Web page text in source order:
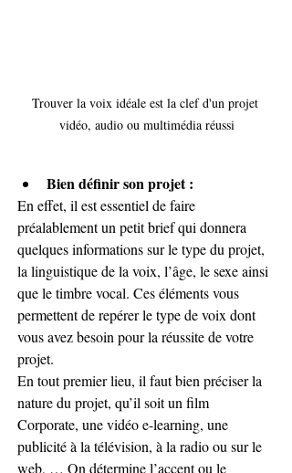
Trouver la voix idéale est la clef d'un projet
vidéo, audio ou multimédia réussi
Bien définir son projet :
En effet, il est essentiel de faire
préalablement un petit brief qui donnera
quelques informations sur le type du projet,
la linguistique de la voix, l’âge, le sexe ainsi
que le timbre vocal. Ces éléments vous
permettent de repérer le type de voix dont
vous avez besoin pour la réussite de votre
projet.
En tout premier lieu, il faut bien préciser la
nature du projet, qu’il soit un film
Corporate, une vidéo e-learning, une
publicité à la télévision, à la radio ou sur le
web, … On détermine l’accent ou le